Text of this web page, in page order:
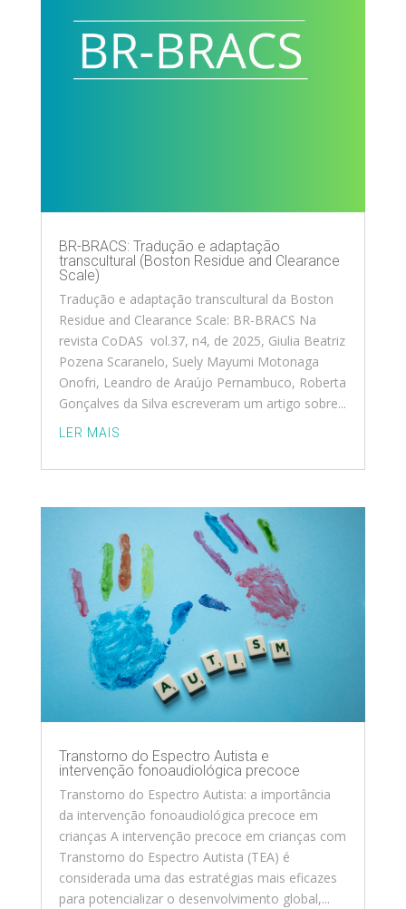
BR-BRACS: Tradução e adaptação
transcultural (Boston Residue and Clearance
Scale)
Tradução e adaptação transcultural da Boston
Residue and Clearance Scale: BR-BRACS Na
revista CoDAS vol.37, n4, de 2025, Giulia Beatriz
Pozena Scaranelo, Suely Mayumi Motonaga
Onofri, Leandro de Araújo Pernambuco, Roberta
Gonçalves da Silva escreveram um artigo sobre...
LER MAIS
Transtorno do Espectro Autista e
intervenção fonoaudiológica precoce
Transtorno do Espectro Autista: a importância
da intervenção fonoaudiológica precoce em
crianças A intervenção precoce em crianças com
Transtorno do Espectro Autista (TEA) é
considerada uma das estratégias mais eficazes
para potencializar o desenvolvimento global,...